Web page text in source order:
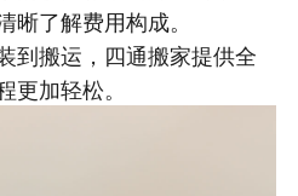
了解费用构成。
搬运，四通搬家提供全
加轻松。